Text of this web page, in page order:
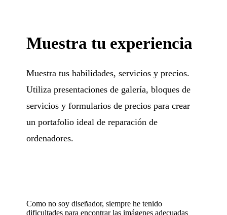
Muestra tu experiencia
Muestra tus habilidades, servicios y precios.
Utiliza presentaciones de galería, bloques de
servicios y formularios de precios para crear
un portafolio ideal de reparación de
ordenadores.
Como no soy diseñador, siempre he tenido
dificultades para encontrar las imágenes adecuadas